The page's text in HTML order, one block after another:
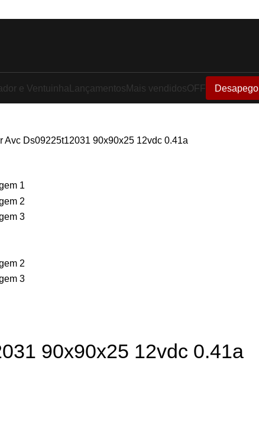
e Ventuinha Lançamentos Mais vendidosOFF Desapego
Avc Ds09225t12031 90x90x25 12vdc 0.41a
90x90x25 12vdc 0.41a